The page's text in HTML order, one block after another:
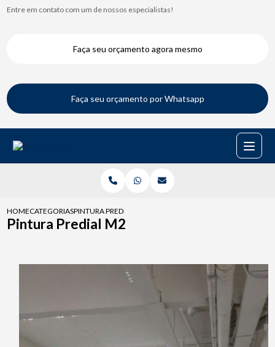
Entre em contato com um de nossos especialistas!
Faça seu orçamento agora mesmo
Faça seu orçamento por Whatsapp
HOMECATEGORIASPINTURA PREDIAL M2
Pintura Predial M2